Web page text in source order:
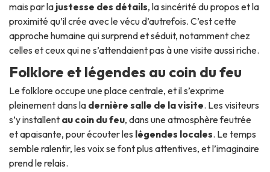
mais par la justesse des détails, la sincérité du propos et la
proximité qu’il crée avec le vécu d’autrefois. C’est cette
approche humaine qui surprend et séduit, notamment chez
celles et ceux qui ne s’attendaient pas à une visite aussi riche.
Folklore et légendes au coin du feu
Le folklore occupe une place centrale, et il s’exprime
pleinement dans la dernière salle de la visite. Les visiteurs
s’y installent au coin du feu, dans une atmosphère feutrée
et apaisante, pour écouter les légendes locales. Le temps
semble ralentir, les voix se font plus attentives, et l’imaginaire
prend le relais.